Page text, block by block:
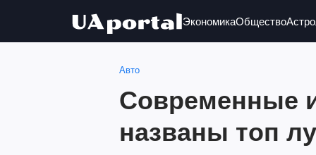
ЭкономикаОбщество
Авто
Современные
названы топ